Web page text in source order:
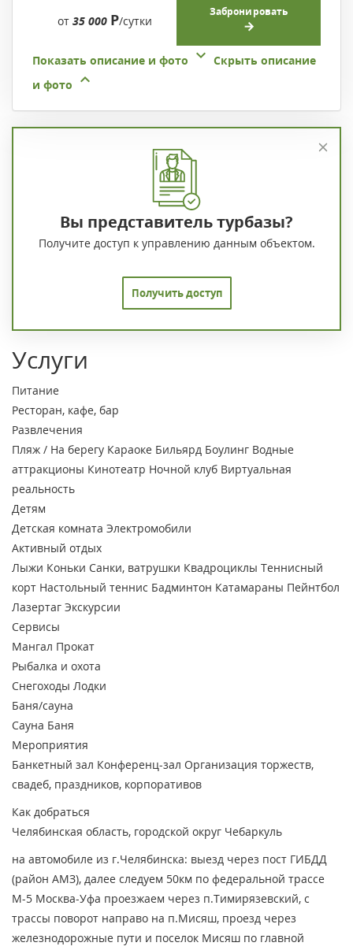
от 35 000 Р/сутки
Забронировать
Показать описание и фото
Скрыть описание
и фото
Вы представитель турбазы?
Получите доступ к управлению данным объектом.
Получить доступ
Услуги
Питание
Ресторан, кафе, бар
Развлечения
Пляж / На берегу Караоке Бильярд Боулинг Водные
аттракционы Кинотеатр Ночной клуб Виртуальная
реальность
Детям
Детская комната Электромобили
Активный отдых
Лыжи Коньки Санки, ватрушки Квадроциклы Теннисный
корт Настольный теннис Бадминтон Катамараны Пейнтбол
Лазертаг Экскурсии
Сервисы
Мангал Прокат
Рыбалка и охота
Снегоходы Лодки
Баня/сауна
Сауна Баня
Мероприятия
Банкетный зал Конференц-зал Организация торжеств,
свадеб, праздников, корпоративов
Как добраться
Челябинская область, городской округ Чебаркуль
на автомобиле из г.Челябинска: выезд через пост ГИБДД
(район АМЗ), далее следуем 50км по федеральной трассе
М-5 Москва-Уфа проезжаем через п.Тимирязевский, с
трассы поворот направо на п.Мисяш, проезд через
железнодорожные пути и поселок Мисяш по главной